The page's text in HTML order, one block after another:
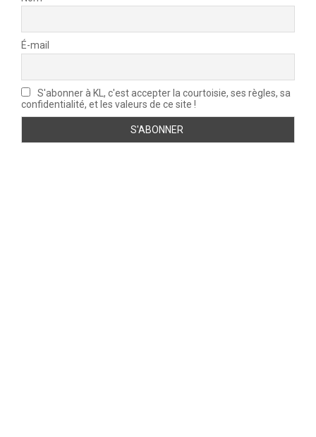
É-mail
S'abonner à KL, c'est accepter la courtoisie, ses règles, sa
confidentialité, et les valeurs de ce site !